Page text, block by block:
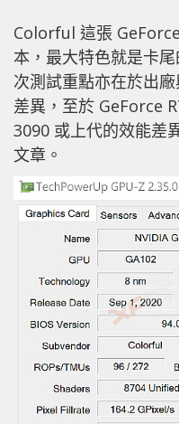
Colorful 這張
本，最大特色就是卡
次測試重點亦在於出
差異，至於 GeForce
3090 或上代的效能差
文章。